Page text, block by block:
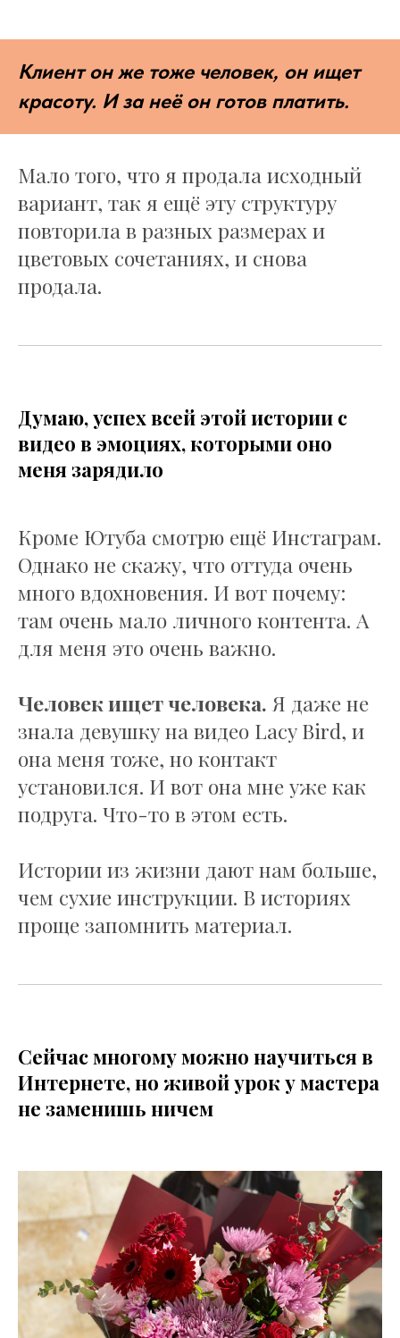
Клиент он же тоже человек, он ищет
красоту. И за неё он готов платить.
Мало того, что я продала исходный
вариант, так я ещё эту структуру
повторила в разных размерах и
цветовых сочетаниях, и снова
продала.
Думаю, успех всей этой истории с
видео в эмоциях, которыми оно
меня зарядило
Кроме Ютуба смотрю ещё Инстаграм.
Однако не скажу, что оттуда очень
много вдохновения. И вот почему:
там очень мало личного контента. А
для меня это очень важно.
Человек ищет человека.Я даже не
знала девушку на видео Lacy Bird, и
она меня тоже, но контакт
установился. И вот она мне уже как
подруга. Что-то в этом есть.
Истории из жизни дают нам больше,
чем сухие инструкции. В историях
проще запомнить материал.
Сейчас многому можно научиться в
Интернете, но живой урок у мастера
не заменишь ничем
ОБУЧЕНИЕ
Расписание
© 2026 LACY BIRD